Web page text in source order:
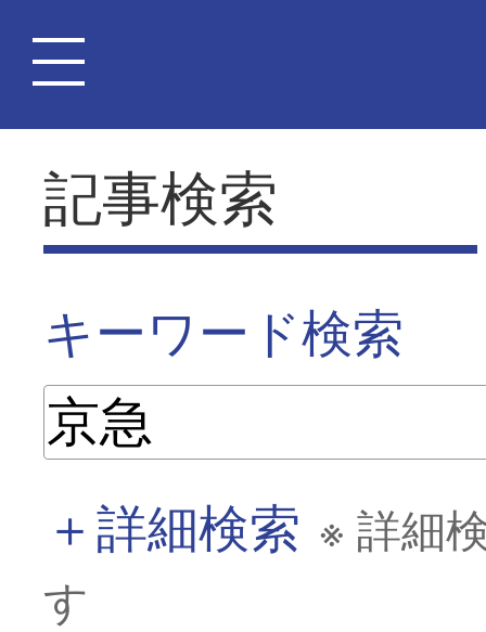
記事検索
キーワード検索
＋詳細検索 ※ 詳細
す